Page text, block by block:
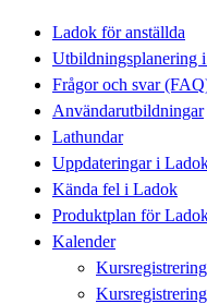
Ladok för anställda
Utbildningsplanering
Frågor och svar
Användarutbildningar
Lathundar
Uppdateringar i
Kända fel i Ladok
Produktplan för
Kalender